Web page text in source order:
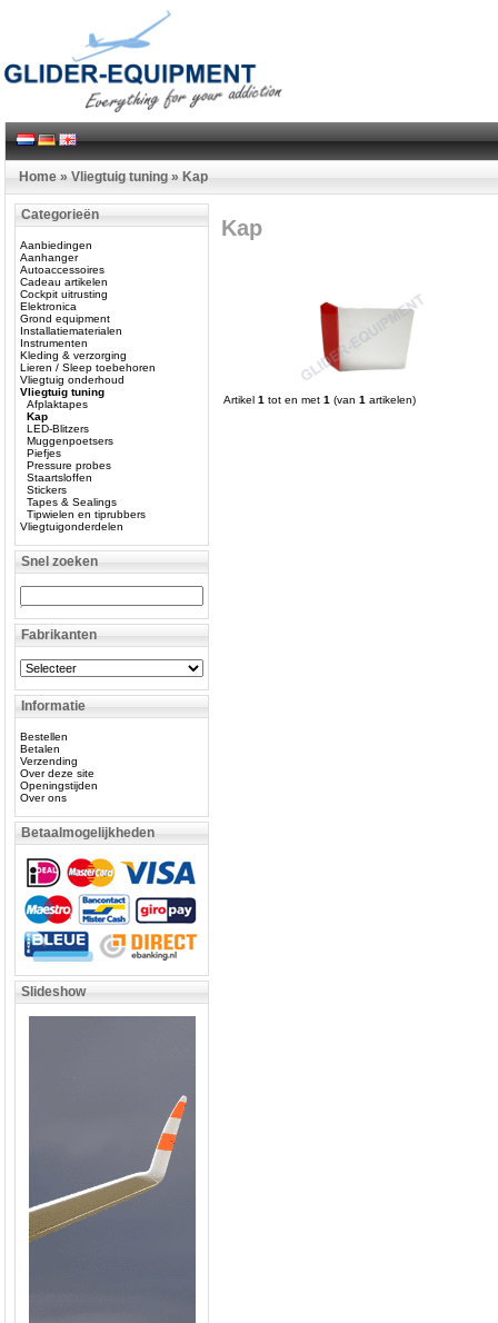
Home » Vliegtuig tuning » Kap
Categorieën
Aanbiedingen
Aanhanger
Autoaccessoires
Cadeau artikelen
Cockpit uitrusting
Elektronica
Grond equipment
Installatiematerialen
Instrumenten
Kleding & verzorging
Lieren / Sleep toebehoren
Vliegtuig onderhoud
Vliegtuig tuning
Afplaktapes
Kap
LED-Blitzers
Muggenpoetsers
Piefjes
Pressure probes
Staartsloffen
Stickers
Tapes & Sealings
Tipwielen en tiprubbers
Vliegtuigonderdelen
Snel zoeken
Fabrikanten
Informatie
Bestellen
Betalen
Verzending
Over deze site
Openingstijden
Over ons
Betaalmogelijkheden
Slideshow
Kap
Artikel 1 tot en met 1 (van 1 artikelen)